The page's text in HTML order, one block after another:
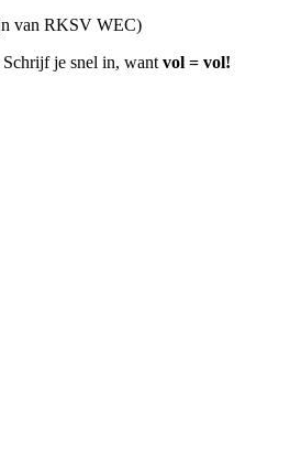
van RKSV WEC)
je snel in, want vol = vol!